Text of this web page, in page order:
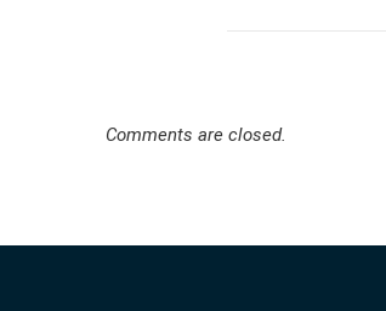
Comments are closed.